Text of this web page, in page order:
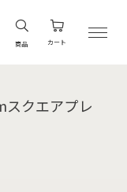
商品 カート
スクエアプレ